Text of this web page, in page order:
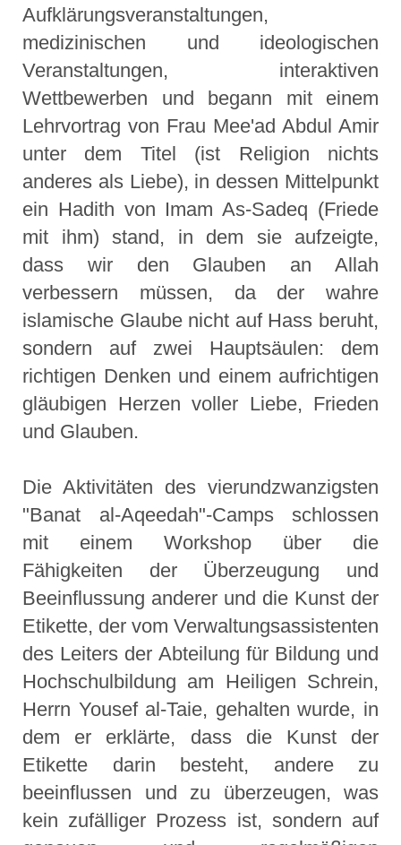
Aufklärungsveranstaltungen,
medizinischen und ideologischen
Veranstaltungen, interaktiven
Wettbewerben und begann mit einem
Lehrvortrag von Frau Mee'ad Abdul Amir
unter dem Titel (ist Religion nichts
anderes als Liebe), in dessen Mittelpunkt
ein Hadith von Imam As-Sadeq (Friede
mit ihm) stand, in dem sie aufzeigte,
dass wir den Glauben an Allah
verbessern müssen, da der wahre
islamische Glaube nicht auf Hass beruht,
sondern auf zwei Hauptsäulen: dem
richtigen Denken und einem aufrichtigen
gläubigen Herzen voller Liebe, Frieden
und Glauben.
Die Aktivitäten des vierundzwanzigsten
"Banat al-Aqeedah"-Camps schlossen
mit einem Workshop über die
Fähigkeiten der Überzeugung und
Beeinflussung anderer und die Kunst der
Etikette, der vom Verwaltungsassistenten
des Leiters der Abteilung für Bildung und
Hochschulbildung am Heiligen Schrein,
Herrn Yousef al-Taie, gehalten wurde, in
dem er erklärte, dass die Kunst der
Etikette darin besteht, andere zu
beeinflussen und zu überzeugen, was
kein zufälliger Prozess ist, sondern auf